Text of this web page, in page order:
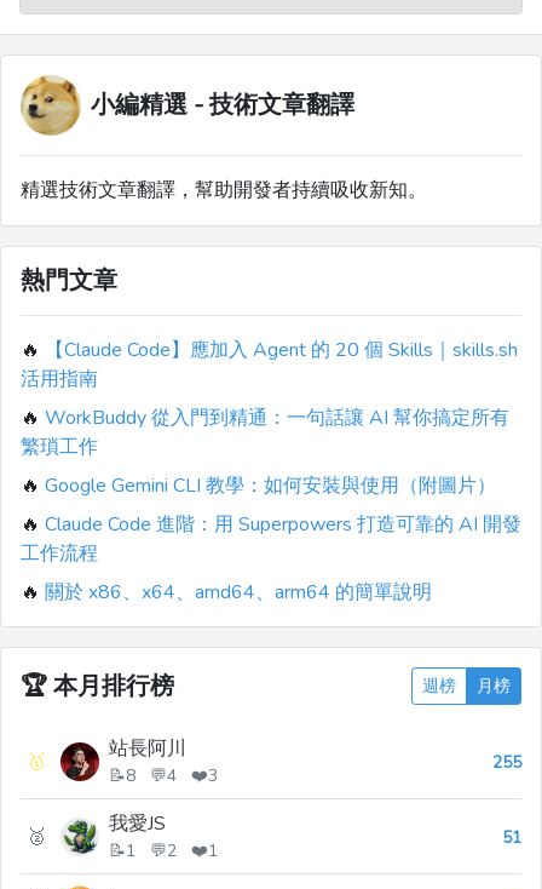
小編精選 - 技術文章翻譯
精選技術文章翻譯，幫助開發者持續吸收新知。
熱門文章
🔥
【Claude Code】應加入 Agent 的 20 個 Skills｜skills.sh
活用指南
🔥 WorkBuddy 從入門到精通：一句話讓 AI 幫你搞定所有
繁瑣工作
🔥 Google Gemini CLI 教學：如何安裝與使用（附圖片）
🔥 Claude Code 進階：用 Superpowers 打造可靠的 AI 開發
工作流程
🔥 關於 x86、x64、amd64、arm64 的簡單說明
🏆本月排行榜 週榜 月榜
🥇 站長阿川
📝8 💬4 ❤️3
255
🥈 我愛JS
📝1 💬2 ❤️1
51